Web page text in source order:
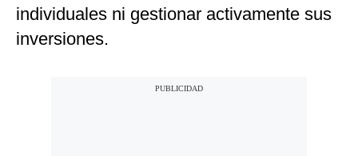
individuales ni gestionar activamente sus
inversiones.